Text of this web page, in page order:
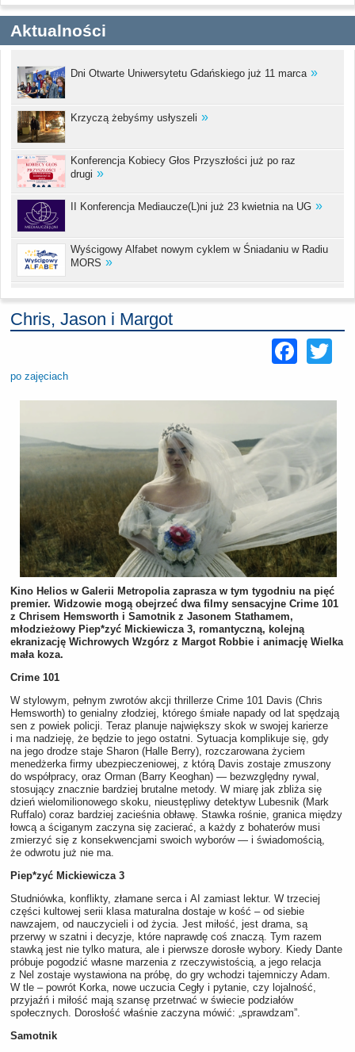
Aktualności
Dni Otwarte Uniwersytetu Gdańskiego już 11 marca
Krzyczą żebyśmy usłyszeli
Konferencja Kobiecy Głos Przyszłości już po raz
drugi
II Konferencja Mediaucze(L)ni już 23 kwietnia na UG
Wyścigowy Alfabet nowym cyklem w Śniadaniu w Radiu
MORS
Chris, Jason i Margot
po zajęciach
Kino Helios w Galerii Metropolia zaprasza w tym tygodniu na pięć
premier. Widzowie mogą obejrzeć dwa filmy sensacyjne Crime 101
z Chrisem Hemsworth i Samotnik z Jasonem Stathamem,
młodzieżowy Piep*zyć Mickiewicza 3, romantyczną, kolejną
ekranizację Wichrowych Wzgórz z Margot Robbie i animację Wielka
mała koza.
Crime 101
W stylowym, pełnym zwrotów akcji thrillerze Crime 101 Davis (Chris
Hemsworth) to genialny złodziej, którego śmiałe napady od lat spędzają
sen z powiek policji. Teraz planuje największy skok w swojej karierze
i ma nadzieję, że będzie to jego ostatni. Sytuacja komplikuje się, gdy
na jego drodze staje Sharon (Halle Berry), rozczarowana życiem
menedżerka firmy ubezpieczeniowej, z którą Davis zostaje zmuszony
do współpracy, oraz Orman (Barry Keoghan) — bezwzględny rywal,
stosujący znacznie bardziej brutalne metody. W miarę jak zbliża się
dzień wielomilionowego skoku, nieustępliwy detektyw Lubesnik (Mark
Ruffalo) coraz bardziej zacieśnia obławę. Stawka rośnie, granica między
łowcą a ściganym zaczyna się zacierać, a każdy z bohaterów musi
zmierzyć się z konsekwencjami swoich wyborów — i świadomością,
że odwrotu już nie ma.
Piep*zyć Mickiewicza 3
Studniówka, konflikty, złamane serca i AI zamiast lektur. W trzeciej
części kultowej serii klasa maturalna dostaje w kość – od siebie
nawzajem, od nauczycieli i od życia. Jest miłość, jest drama, są
przerwy w szatni i decyzje, które naprawdę coś znaczą. Tym razem
stawką jest nie tylko matura, ale i pierwsze dorosłe wybory. Kiedy Dante
próbuje pogodzić własne marzenia z rzeczywistością, a jego relacja
z Nel zostaje wystawiona na próbę, do gry wchodzi tajemniczy Adam.
W tle – powrót Korka, nowe uczucia Cegły i pytanie, czy lojalność,
przyjaźń i miłość mają szansę przetrwać w świecie podziałów
społecznych. Dorosłość właśnie zaczyna mówić: „sprawdzam”.
Samotnik